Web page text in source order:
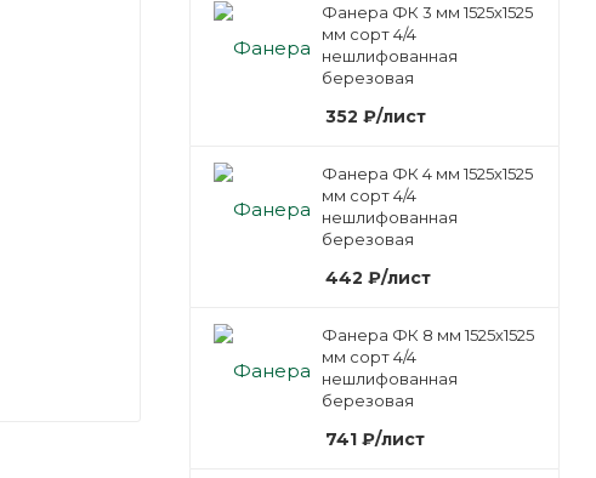
Фанера ФК 3 мм 1525х1525
мм сорт 4/4
нешлифованная
березовая
352 ₽/лист
Фанера ФК 4 мм 1525х1525
мм сорт 4/4
нешлифованная
березовая
442 ₽/лист
Фанера ФК 8 мм 1525х1525
мм сорт 4/4
нешлифованная
березовая
741 ₽/лист